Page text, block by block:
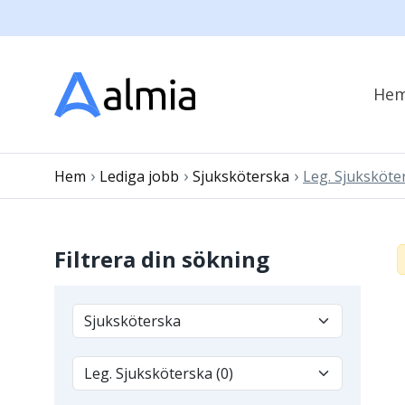
Hem › Lediga jobb › Sjuksköterska › Leg.
Filtrera din sökning